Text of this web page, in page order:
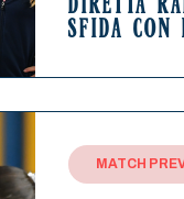
DIRETTA
SFIDA CON
MATCH